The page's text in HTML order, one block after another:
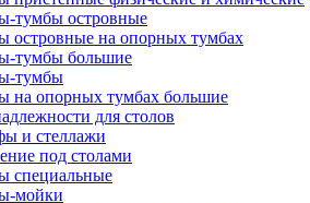
тумбы островные
островные на опорных тумбах
тумбы большие
тумбы
на опорных тумбах большие
для столов
и стеллажи
под столами
специальные
мойки